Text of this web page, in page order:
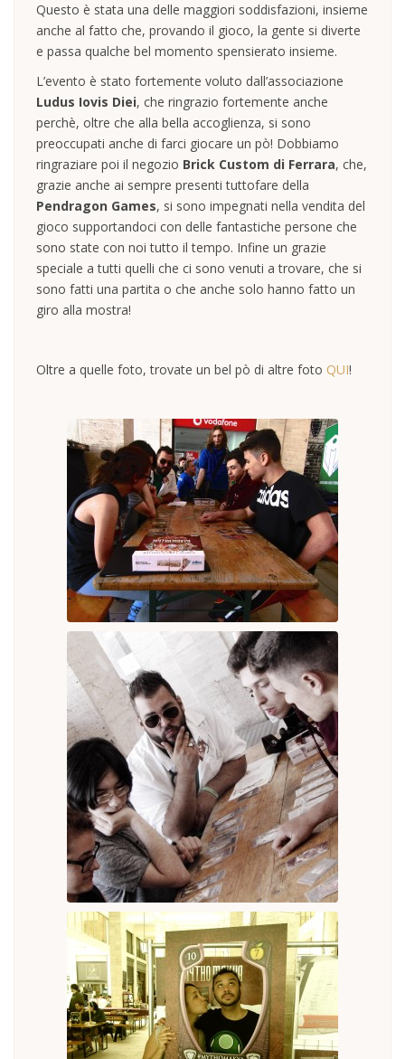
Questo è stata una delle maggiori soddisfazioni, insieme
anche al fatto che, provando il gioco, la gente si diverte
e passa qualche bel momento spensierato insieme.
L’evento è stato fortemente voluto dall’associazione
Ludus Iovis Diei, che ringrazio fortemente anche
perchè, oltre che alla bella accoglienza, si sono
preoccupati anche di farci giocare un pò! Dobbiamo
ringraziare poi il negozio Brick Custom di Ferrara, che,
grazie anche ai sempre presenti tuttofare della
Pendragon Games, si sono impegnati nella vendita del
gioco supportandoci con delle fantastiche persone che
sono state con noi tutto il tempo. Infine un grazie
speciale a tutti quelli che ci sono venuti a trovare, che si
sono fatti una partita o che anche solo hanno fatto un
giro alla mostra!
Oltre a quelle foto, trovate un bel pò di altre foto QUI!